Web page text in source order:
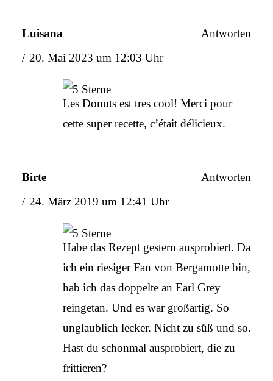
Luisana
20. Mai 2023 um 12:03 Uhr
Les Donuts est tres cool! Merci pour
cette super recette, c’était délicieux.
Antworten
Birte
24. März 2019 um 12:41 Uhr
Habe das Rezept gestern ausprobiert. Da
ich ein riesiger Fan von Bergamotte bin,
hab ich das doppelte an Earl Grey
reingetan. Und es war großartig. So
unglaublich lecker. Nicht zu süß und so.
Hast du schonmal ausprobiert, die zu
frittieren?
Antworten